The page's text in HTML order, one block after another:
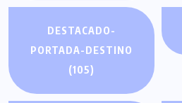
DESTACADO-
PORTADA-DESTINO
(105)